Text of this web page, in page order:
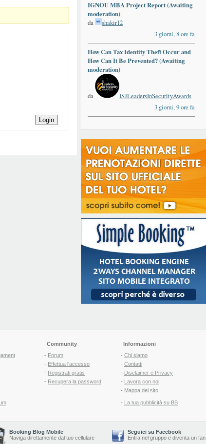
Login
IGNOU MBA Project Report (Awaiting
moderation)
da
shakir12
3 giorni, 8 ore fa
How Can Tax Identity Theft Occur and
How Can It Be Prevented? (Awaiting
moderation)
da
ISJLeadersInSecurityAwards
3 giorni, 9 ore fa
Community
- Forum
- Effettua l'accesso
- Registrati gratis
- Recupera la password
Informazioni
- Chi siamo
- Contatti
- Disclaimer e Privacy
- Lavora con noi
- Mappa del sito
- La tua pubblicità su BB
Booking Blog Mobile
Naviga direttamente dal tuo cellulare
Seguici su Facebook
Entra nel gruppo e diventa un fan